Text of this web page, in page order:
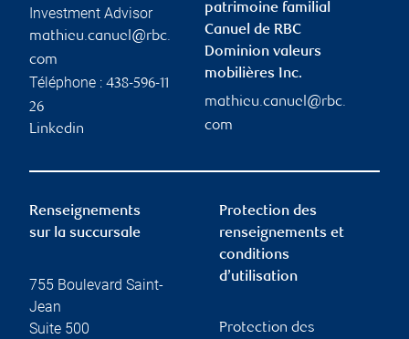
Investment Advisor
mathieu.canuel@rbc.
com
Téléphone : 438-596-11
26
Linkedin
patrimoine familial
Canuel de RBC
Dominion valeurs
mobilières Inc.
mathieu.canuel@rbc.
com
Renseignements
sur la succursale
755 Boulevard Saint-
Jean
Suite 500
Protection des
renseignements et
conditions
d’utilisation
Protection des